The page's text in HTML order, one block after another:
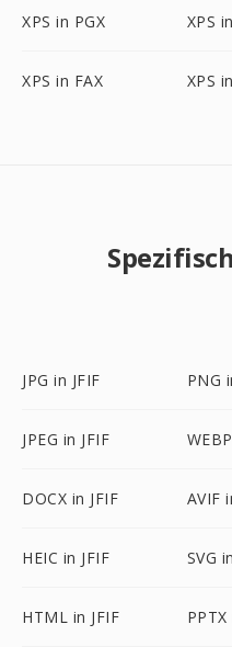
XPS in PGX XPS
XPS in FAX XPS
JPG in JFIF PNG
JPEG in JFIF
DOCX in JFIF AVIF
HEIC in JFIF SVG
HTML in JFIF PPTX